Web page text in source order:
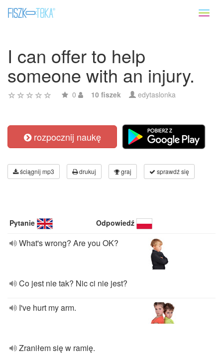
I can offer to help
someone with an injury.
0 10 fiszek edytaslonka
rozpocznij naukę
ściągnij mp3 drukuj graj sprawdź się
Pytanie Odpowiedź
What's wrong? Are you OK?
Co jest nie tak? Nic ci nie jest?
I've hurt my arm.
Zraniłem się w ramię.